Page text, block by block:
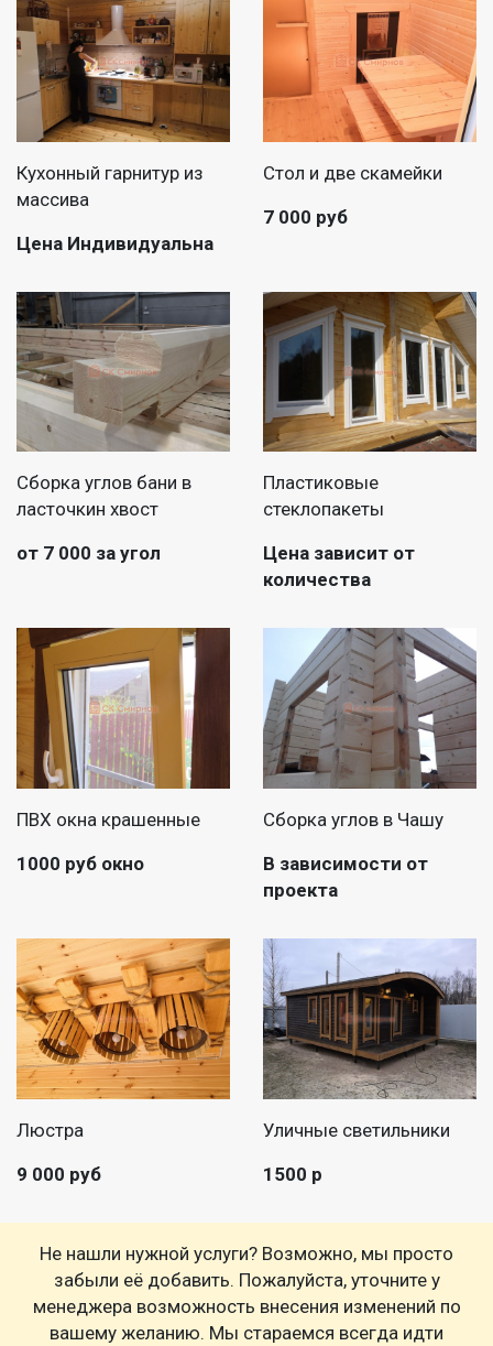
Кухонный гарнитур из
массива
Цена Индивидуальна
Стол и две скамейки
7 000 руб
Сборка углов бани в
ласточкин хвост
от 7 000 за угол
Пластиковые
стеклопакеты
Цена зависит от
количества
ПВХ окна крашенные
1000 руб окно
Сборка углов в Чашу
В зависимости от
проекта
Люстра
9 000 руб
Уличные светильники
1500 р
Не нашли нужной услуги? Возможно, мы просто
забыли её добавить. Пожалуйста, уточните у
менеджера возможность внесения изменений по
вашему желанию. Мы стараемся всегда идти